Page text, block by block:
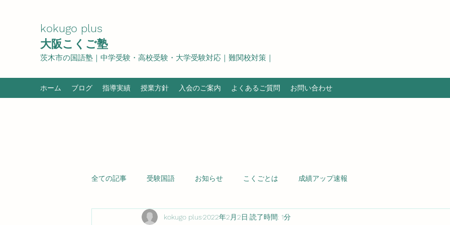
​kokugo plus​
​大阪こくご塾
茨木市の国語塾｜中学受験・高校受験・大学受験対応｜難関校対策｜
ホーム ブログ 指導実績 授業方針 入会のご案内 よくあるご質問 お問い合わせ
全ての記事 受験国語 お知らせ こくごとは 成績アップ速報
kokugo plus2022年2月2日 読了時間: 1分